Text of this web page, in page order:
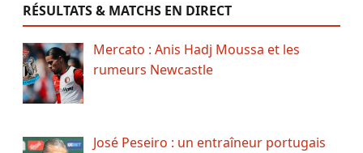
RÉSULTATS & MATCHS EN DIRECT
Mercato : Anis Hadj Moussa et les
rumeurs Newcastle
José Peseiro : un entraîneur portugais